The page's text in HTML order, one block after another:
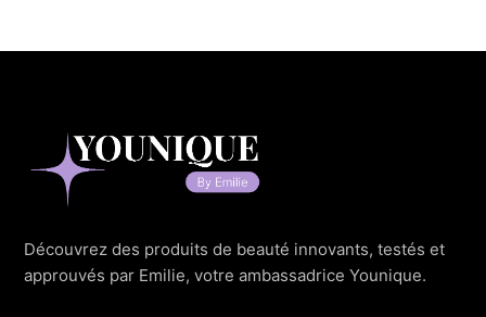
Découvrez des produits de beauté innovants, testés et
approuvés par Emilie, votre ambassadrice Younique.